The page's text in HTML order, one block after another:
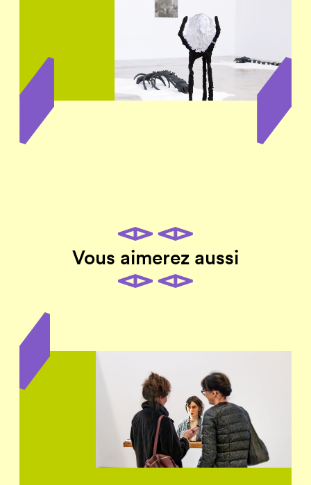
Vous aimerez aussi